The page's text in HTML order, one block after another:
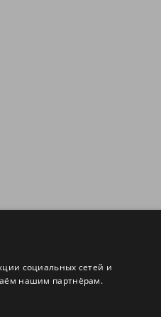
социальных сетей и
нашим партнёрам.